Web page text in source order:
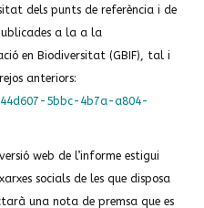
dels punts de referència i de
a la a la
en Biodiversitat (GBIF), tal i
anteriors:
5bbc-4b7a-a804-
web de l’informe estigui
socials de les que disposa
una nota de premsa que es